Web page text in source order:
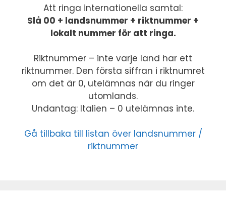
Att ringa internationella samtal:
Slå 00 + landsnummer + riktnummer +
lokalt nummer för att ringa.
Riktnummer – inte varje land har ett
riktnummer. Den första siffran i riktnumret
om det är 0, utelämnas när du ringer
utomlands.
Undantag: Italien – 0 utelämnas inte.
Gå tillbaka till listan över landsnummer /
riktnummer